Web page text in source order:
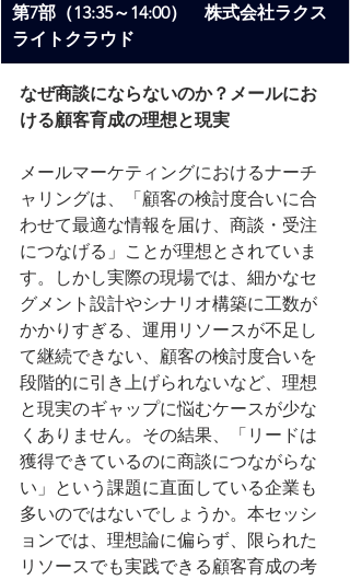
第7部（13:35～14:00） 株式会社ラクス
ライトクラウド
なぜ商談にならないのか？メールにお
ける顧客育成の理想と現実
メールマーケティングにおけるナーチ
ャリングは、「顧客の検討度合いに合
わせて最適な情報を届け、商談・受注
につなげる」ことが理想とされていま
す。しかし実際の現場では、細かなセ
グメント設計やシナリオ構築に工数が
かかりすぎる、運用リソースが不足し
て継続できない、顧客の検討度合いを
段階的に引き上げられないなど、理想
と現実のギャップに悩むケースが少な
くありません。その結果、「リードは
獲得できているのに商談につながらな
い」という課題に直面している企業も
多いのではないでしょうか。本セッシ
ョンでは、理想論に偏らず、限られた
リソースでも実践できる顧客育成の考